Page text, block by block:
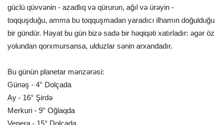
güclü qüvvənin - azadlıq və qürurun, ağıl və ürəyin -
toqquşduğu, amma bu toqquşmadan yaradıcı ilhamın doğulduğu
bir gündür. Həyat bu gün bizə sadə bir həqiqəti xatırladır: əgər öz
yolundan qorxmursansa, ulduzlar sənin arxandadır.
Bu günün planetar mənzərəsi:
Günəş - 4° Dolçada
Ay - 16° Şirdə
Merkuri - 9° Oğlaqda